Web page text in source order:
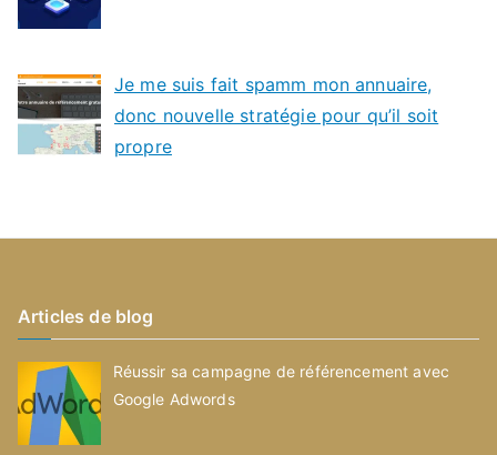
Je me suis fait spamm mon annuaire,
donc nouvelle stratégie pour qu’il soit
propre
Articles de blog
Réussir sa campagne de référencement avec
Google Adwords